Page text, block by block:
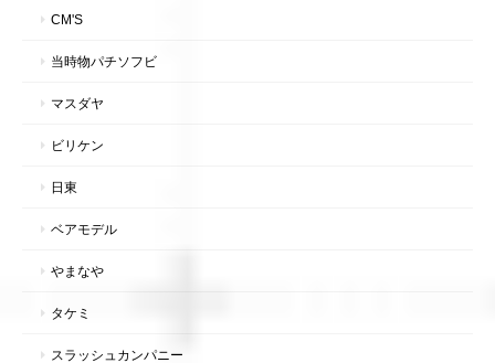
CM'S
当時物パチソフビ
マスダヤ
ビリケン
日東
ベアモデル
やまなや
タケミ
スラッシュカンパニー